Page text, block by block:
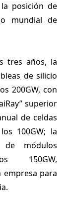
posición de
mundial de
tres años, la
de silicio
200GW, con
superior
de celdas
100GW; la
de módulos
150GW,
para